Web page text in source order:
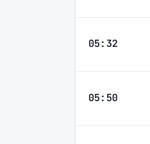
05:32
05:50